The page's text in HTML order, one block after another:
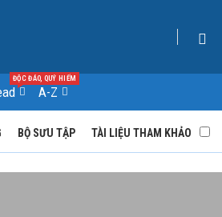
ĐỘC ĐÁO, QUÝ HIẾM
A-Z
BỘ SƯU TẬP TÀI LIỆU THAM KHẢO